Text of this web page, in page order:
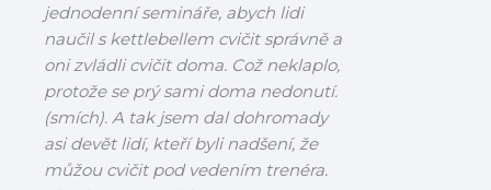
jednodenní semináře, abych lidi
naučil s kettlebellem cvičit správně a
oni zvládli cvičit doma. Což neklaplo,
protože se prý sami doma nedonutí.
(smích). A tak jsem dal dohromady
asi devět lidí, kteří byli nadšení, že
můžou cvičit pod vedením trenéra.